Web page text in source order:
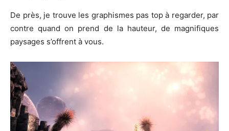
De près, je trouve les graphismes pas top à regarder, par
contre quand on prend de la hauteur, de magnifiques
paysages s’offrent à vous.